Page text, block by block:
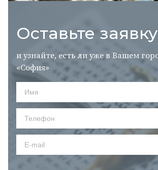
Оставьте заявку
и узнайте, есть ли уже в Вашем
«София»